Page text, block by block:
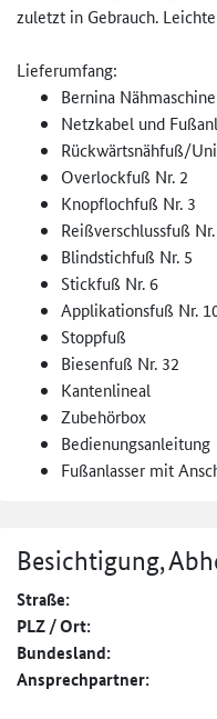
zuletzt in Gebrauch.
Lieferumfang:
Bernina
Netzkabel und
Rückwärtsnähfuß/
Overlockfuß Nr. 2
Knopflochfuß Nr. 3
Reißverschlussfuß
Blindstichfuß Nr. 5
Stickfuß Nr. 6
Applikationsfuß Nr.
Stoppfuß
Biesenfuß Nr. 32
Kantenlineal
Zubehörbox
Bedienungsanleitung
Fußanlasser mit
Besichtigung,
Straße:
PLZ / Ort:
Bundesland:
Ansprechpartner: